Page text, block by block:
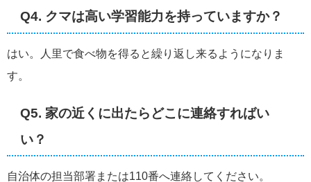
Q4. クマは高い学習能力を持っていますか？
はい。人里で食べ物を得ると繰り返し来るようになりま
す。
Q5. 家の近くに出たらどこに連絡すればい
い？
自治体の担当部署または110番へ連絡してください。